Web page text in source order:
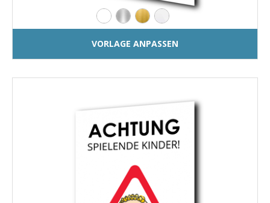
VORLAGE ANPASSEN